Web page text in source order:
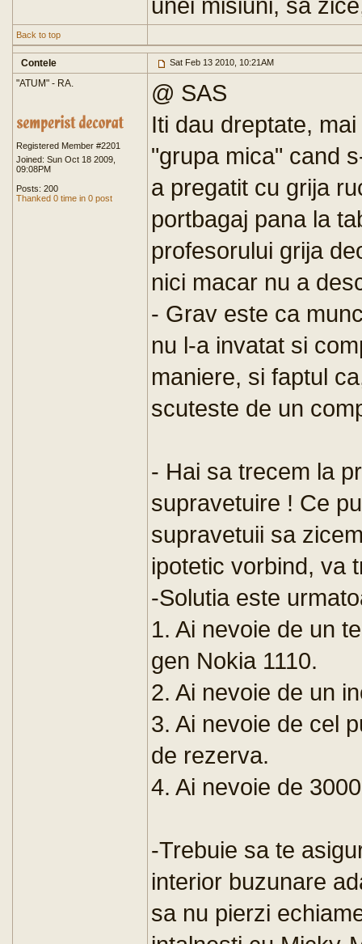
Back to top
Contele Sat Feb 13 2010, 10:21AM
"ATUM" - RA.
Registered Member #2201
Joined: Sun Oct 18 2009,
09:08PM
Posts: 200
Thanked 0 time in 0 post
@ SAS
Iti dau dreptate,
"grupa mica" cand
a pregatit cu grija
portbagaj pana la
profesorului grija
nici macar nu a
- Grav este ca
nu l-a invatat si
maniere, si faptul
scuteste de un
- Hai sa trecem la
supravetuire ! Ce
supravetuii sa
ipotetic vorbind, va
-Solutia este
1. Ai nevoie de un
gen Nokia 1110.
2. Ai nevoie de un
3. Ai nevoie de cel
de rezerva.
4. Ai nevoie de
-Trebuie sa te
interior buzunare
sa nu pierzi